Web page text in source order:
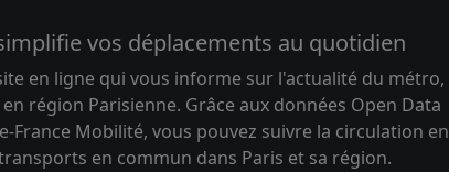
vos déplacements au quotidien
en ligne qui vous informe sur l'actualité du métro,
en région Parisienne. Grâce aux données Open Data
France Mobilité, vous pouvez suivre la circulation en
en commun dans Paris et sa région.